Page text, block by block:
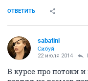
ОТВЕТИТЬ
sabatini
Сибуй
22 июля 2014
В курсе про потоки